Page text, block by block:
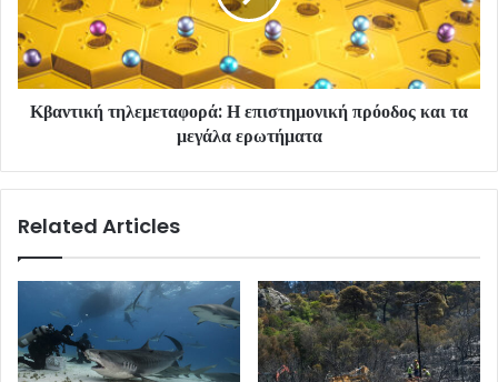
Κβαντική τηλεμεταφορά: Η επιστημονική πρόοδος και τα
μεγάλα ερωτήματα
Related Articles